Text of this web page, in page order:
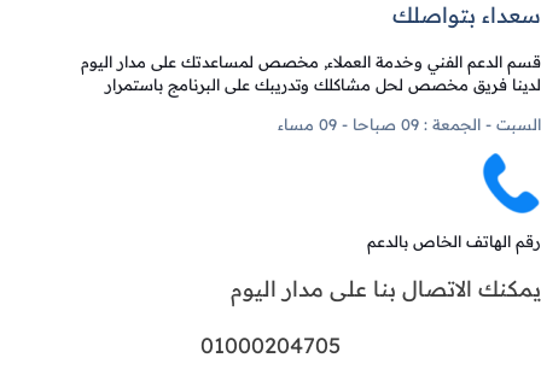
سعداء بتواصلك
قسم الدعم الفني وخدمة العملاء, مخصص لمساعدتك على مدار اليوم
لدينا فريق مخصص لحل مشاكلك وتدريبك على البرنامج باستمرار
السبت - الجمعة : 09 صباحا - 09 مساء
رقم الهاتف الخاص بالدعم
يمكنك الاتصال بنا على مدار اليوم
01000204705